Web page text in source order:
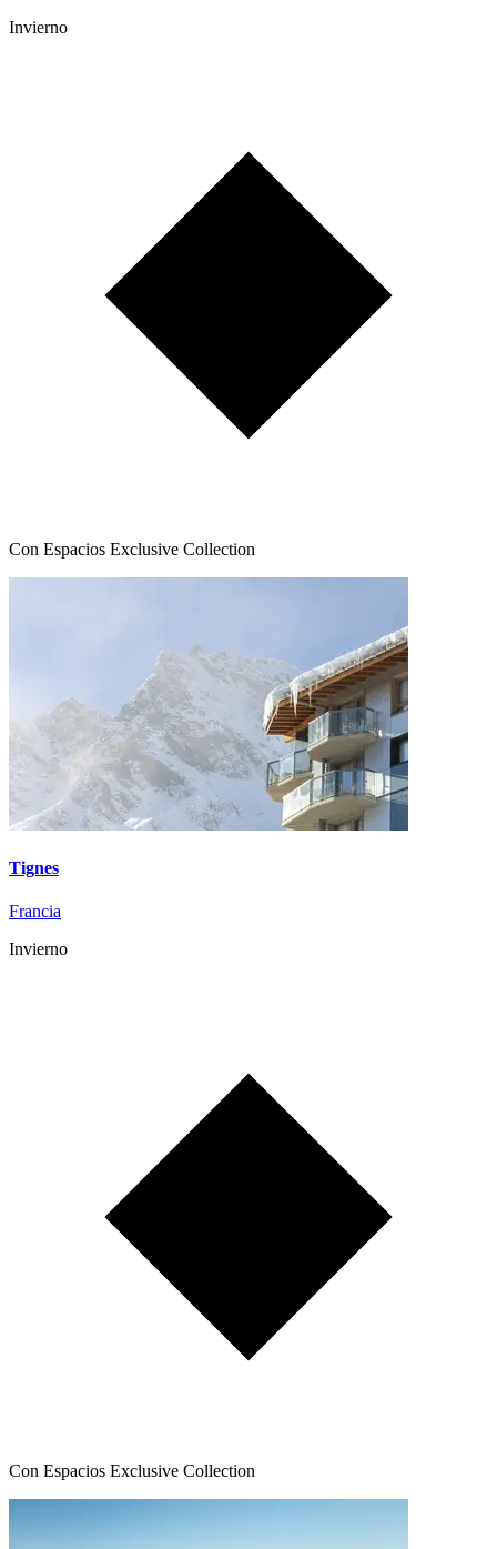
Invierno
Con Espacios Exclusive Collection
Tignes
Francia
Invierno
Con Espacios Exclusive Collection